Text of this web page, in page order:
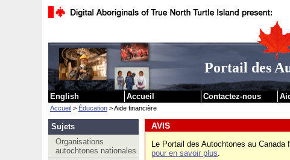
Portail des
English Accueil Contactez-nous
Accueil > Éducation > Aide financière
Sujets
Organisations
autochtones nationales
AVIS
Le Portail des Autochtones au Canada
pour en savoir plus.